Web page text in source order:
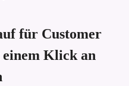
für Customer
einem Klick an